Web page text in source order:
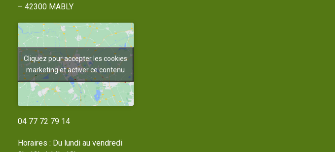
– 42300 MABLY
Cliquez pour accepter les cookies
marketing et activer ce contenu
04 77 72 79 14
Horaires : Du lundi au vendredi